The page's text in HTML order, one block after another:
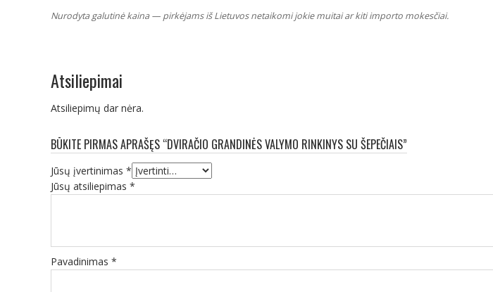
Nurodyta galutinė kaina — pirkėjams iš Lietuvos netaikomi jokie muitai ar kiti importo mokesčiai.
Atsiliepimai
Atsiliepimų dar nėra.
BŪKITE PIRMAS APRAŠĘS “DVIRAČIO GRANDINĖS VALYMO RINKINYS SU ŠEPEČIAIS”
Jūsų įvertinimas *
Jūsų atsiliepimas *
Pavadinimas *